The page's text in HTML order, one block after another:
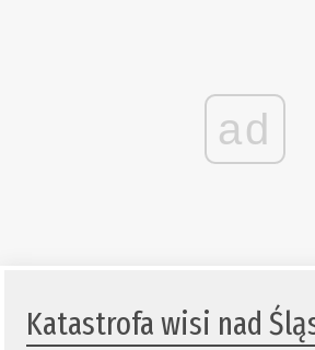
ad
Katastrofa wisi nad